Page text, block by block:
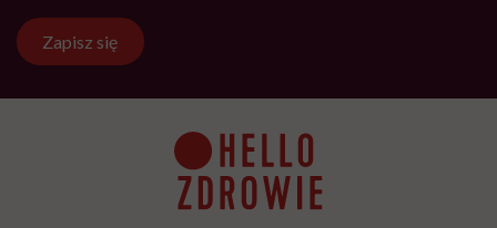
Zapisz się